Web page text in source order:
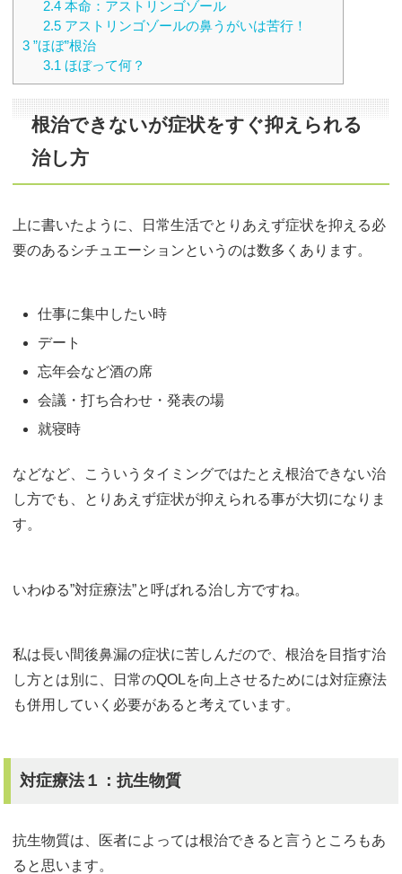
2.4 本命：アストリンゴゾール
2.5 アストリンゴゾールの鼻うがいは苦行！
3 ”ほぼ”根治
3.1 ほぼって何？
根治できないが症状をすぐ抑えられる
治し方
上に書いたように、日常生活でとりあえず症状を抑える必
要のあるシチュエーションというのは数多くあります。
仕事に集中したい時
デート
忘年会など酒の席
会議・打ち合わせ・発表の場
就寝時
などなど、こういうタイミングではたとえ根治できない治
し方でも、とりあえず症状が抑えられる事が大切になりま
す。
いわゆる”対症療法”と呼ばれる治し方ですね。
私は長い間後鼻漏の症状に苦しんだので、根治を目指す治
し方とは別に、日常のQOLを向上させるためには対症療法
も併用していく必要があると考えています。
対症療法１：抗生物質
抗生物質は、医者によっては根治できると言うところもあ
ると思います。